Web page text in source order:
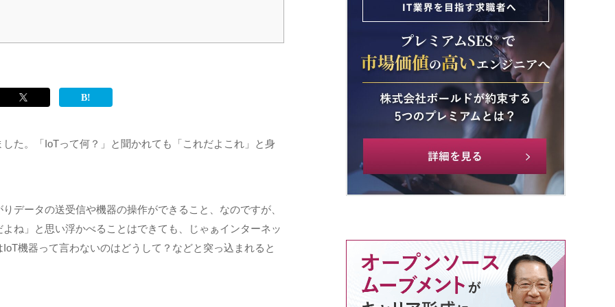
した。「IoTって何？」と聞かれても「これだよこれ」と身
データの送受信や機器の操作ができること、なのですが、
ね」と思い浮かべることはできても、じゃぁインターネッ
機器って言わないのはどうして？などと突っ込まれると